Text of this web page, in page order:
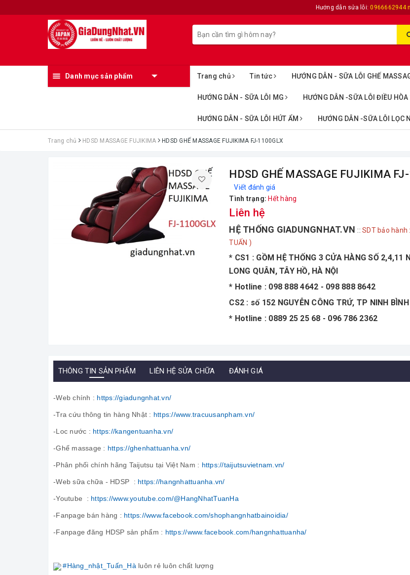
Hướng dẫn sửa lỗi:0966662944
Danh mục sản phẩm Trang chủ Tin tức HƯỚNG DẪN - SỮA LỖI GHẾ
HƯỚNG DẪN - SỮA LỖI MG HƯỚNG DẪN -SỮA LỖI ĐIỀU HÒA
HƯỚNG DẪN - SỮA LỖI HÚT ẨM HƯỚNG DẪN -SỮA LỖI LỌC
Trang chủ HDSD MASSAGE FUJIKIMA HDSD GHẾ MASSAGE FUJIKIMA FJ-1100GLX
HDSD GHẾ MASSAGE FUJIKIMA
Viết đánh giá
Tình trạng: Hết hàng
Liên hệ
HỆ THỐNG GIADUNGNHAT.VN :: SDT bảo hành
TUẤN )
* CS1 : GỒM HỆ THỐNG 3 CỬA HÀNG SỐ 2,4,11
LONG QUÂN, TÂY HỒ, HÀ NỘI
* Hotline : 098 888 4642 - 098 888 8642
CS2 : số 152 NGUYỄN CÔNG TRỨ, TP NINH BÌNH
* Hotline : 0889 25 25 68 - 096 786 2362
THÔNG TIN SẢN PHẨM LIÊN HỆ SỬA CHỮA ĐÁNH GIÁ
-Web chính : https://giadungnhat.vn/
-Tra cứu thông tin hàng Nhật : https://www.tracuusanpham.vn/
-Loc nước : https://kangentuanha.vn/
-Ghế massage : https://ghenhattuanha.vn/
-Phân phối chính hãng Taijutsu tại Việt Nam : https://taijutsuvietnam.vn/
-Web sữa chữa - HDSP : https://hangnhattuanha.vn/
-Youtube : https://www.youtube.com/@HangNhatTuanHa
-Fanpage bán hàng : https://www.facebook.com/shophangnhatbainoidia/
-Fanpage đăng HDSP sản phẩm : https://www.facebook.com/hangnhattuanha/
#Hàng_nhật_Tuấn_Hà luôn rẻ luôn chất lượng